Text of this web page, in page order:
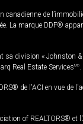
de
La marque DDF®
sa division « Johnston &
Real Estate ServicesMD
de l'ACI en vue de
of REALTORS®